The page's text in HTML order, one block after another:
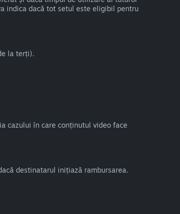
indica dacă tot setul este eligibil pentru
la terți).
cazului în care conținutul video face
destinatarul inițiază rambursarea.